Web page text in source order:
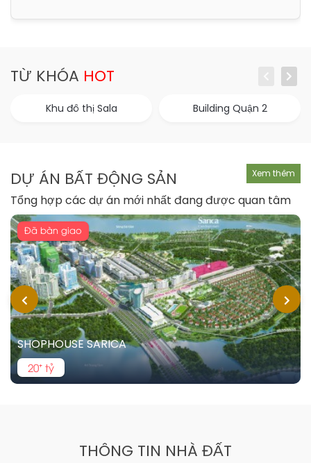
TỪ KHÓA HOT
Khu đô thị Sala Building Quận 2
DỰ ÁN BẤT ĐỘNG SẢN
Tổng hợp các dự án mới nhất đang được quan tâm
Xem thêm
Đã bàn giao
SHOPHOUSE SARINA
8.5⁺ tỷ
THÔNG TIN NHÀ ĐẤT